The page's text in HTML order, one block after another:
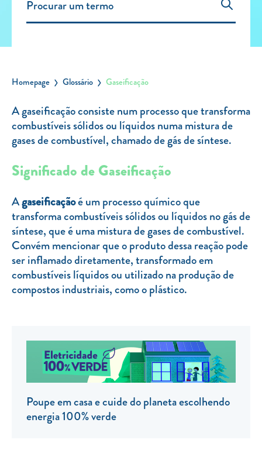
Carregar Fora de Casa
Leituras
Sobre nós
Contactos
FAQ
Blog
Mais informações
SERVIÇOS
ROTULAGEM
JUNTE-SE A NÓS
TARIFA SOCIAL
FATURAS
PRÉMIOS
FRAUDE E SEGURANÇA
Homepage Glossário Gaseificação
A gaseificação consiste num processo que transforma
combustíveis sólidos ou líquidos numa mistura de
gases de combustível, chamado de gás de síntese.
Significado de Gaseificação
Agaseificaçãoé um processo químico que
transforma combustíveis sólidos ou líquidos no gás de
síntese, que é uma mistura de gases de combustível.
Convém mencionar que o produto dessa reação pode
ser inflamado diretamente, transformado em
combustíveis líquidos ou utilizado na produção de
compostos industriais, como o plástico.
Poupe em casa e cuide do planeta escolhendo
energia 100% verde